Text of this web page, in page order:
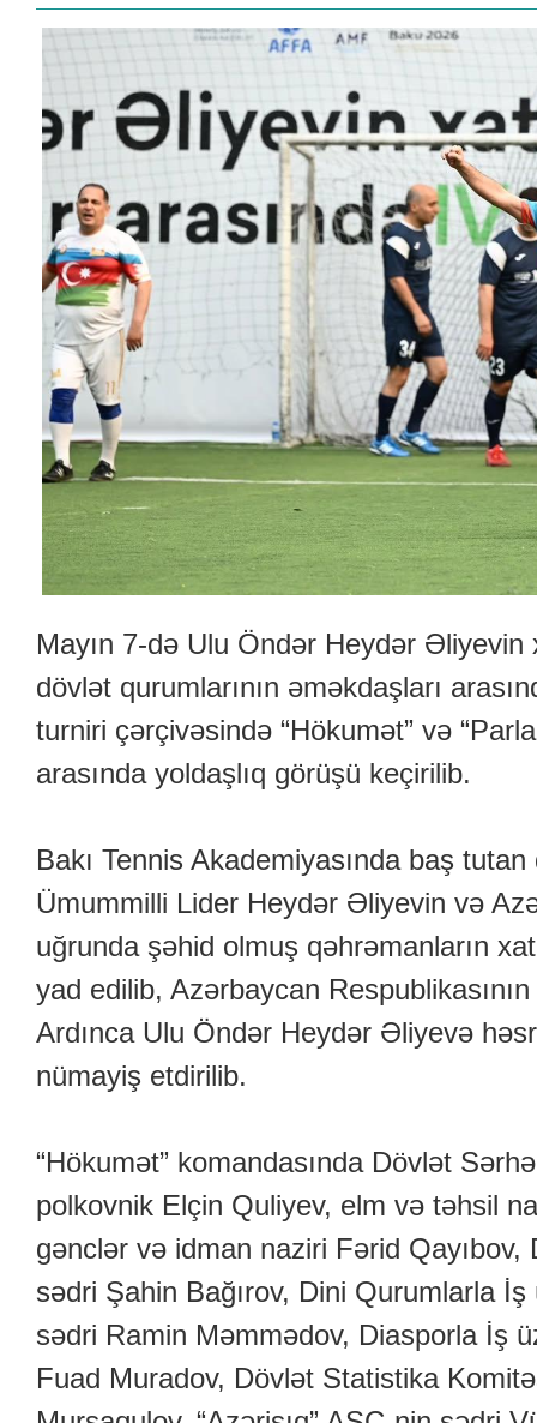
Mayın 7-də Ulu Öndər Heydər
dövlət qurumlarının əməkdaşları
turniri çərçivəsində “Hökumət” və
arasında yoldaşlıq görüşü keçirilib.
Bakı Tennis Akademiyasında baş
Ümummilli Lider Heydər Əliyevin və
uğrunda şəhid olmuş qəhrəmanların
yad edilib, Azərbaycan
Ardınca Ulu Öndər Heydər Əliyevə
nümayiş etdirilib.
“Hökumət” komandasında Dövlət
polkovnik Elçin Quliyev, elm və təhsil
gənclər və idman naziri Fərid
sədri Şahin Bağırov, Dini Qurumlarla
sədri Ramin Məmmədov, Diasporla İş
Fuad Muradov, Dövlət Statistika